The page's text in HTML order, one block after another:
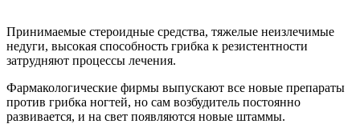
Принимаемые стероидные средства, тяжелые неизлечимые
недуги, высокая способность грибка к резистентности
затрудняют процессы лечения.
Фармакологические фирмы выпускают все новые препараты
против грибка ногтей, но сам возбудитель постоянно
развивается, и на свет появляются новые штаммы.